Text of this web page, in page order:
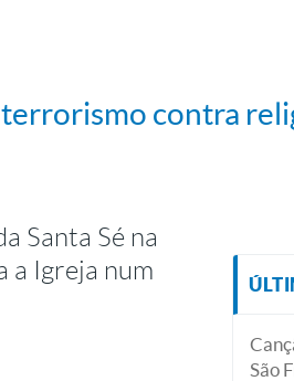
terrorismo contra
Santa Sé na
a Igreja num
São